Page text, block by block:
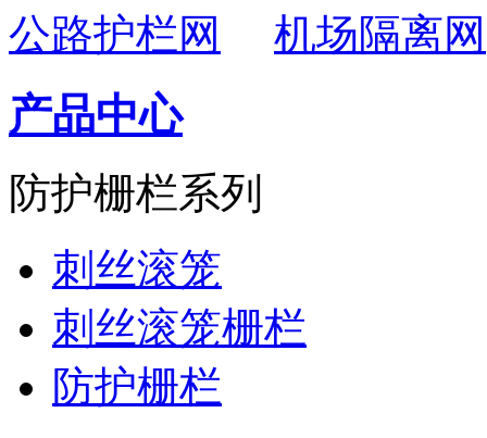
公路护栏网
机场隔离网
产品中心
防护栅栏系列
刺丝滚笼
刺丝滚笼栅栏
防护栅栏